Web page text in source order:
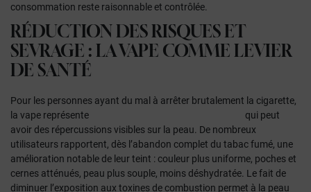
consommation reste raisonnable et contrôlée.
RÉDUCTION DES RISQUES ET
SEVRAGE : LA VAPE COMME LEVIER
DE SANTÉ
Pour les personnes ayant du mal à arrêter brutalement la cigarette,
la vape représente
qui peut
avoir des répercussions visibles sur la peau. De nombreux
utilisateurs rapportent, dès l’abandon complet du tabac fumé, une
amélioration notable de leur teint : couleur plus uniforme, poches et
cernes atténués, peau plus souple, moins déshydratée. Le fait de
diminuer l’exposition aux toxines de combustion permet à la peau